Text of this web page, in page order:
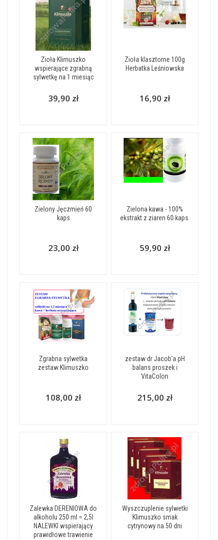
Zioła Klimuszko
wspierające zgrabną
sylwetkę na 1 miesiąc
39,90 zł
Zioła klasztorne 100g
Herbatka Leśniowska
16,90 zł
Zielony Jęczmień 60
kaps
23,00 zł
Zielona kawa - 100%
ekstrakt z ziaren 60 kaps.
59,90 zł
Zgrabna sylwetka
zestaw Klimuszko
108,00 zł
zestaw dr Jacob'a pH
balans proszek i
VitaColon
215,00 zł
Zalewka DERENIOWA do
alkoholu 250 ml = 2,5l
NALEWKI wspierający
prawidłowe trawienie
Wyszczuplenie sylwetki
Klimuszko smak
cytrynowy na 50 dni